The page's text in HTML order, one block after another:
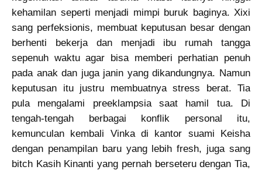
kehamilan seperti menjadi mimpi buruk baginya. Xixi
sang perfeksionis, membuat keputusan besar dengan
berhenti bekerja dan menjadi ibu rumah tangga
sepenuh waktu agar bisa memberi perhatian penuh
pada anak dan juga janin yang dikandungnya. Namun
keputusan itu justru membuatnya stress berat. Tia
pula mengalami preeklampsia saat hamil tua. Di
tengah-tengah berbagai konflik personal itu,
kemunculan kembali Vinka di kantor suami Keisha
dengan penampilan baru yang lebih fresh, juga sang
bitch Kasih Kinanti yang pernah berseteru dengan Tia,